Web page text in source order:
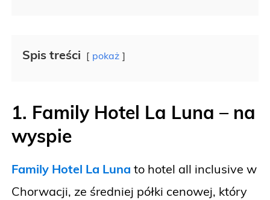
Spis treści pokaż
1. Family Hotel La Luna – na
wyspie
Family Hotel La Luna to hotel all inclusive w
Chorwacji, ze średniej półki cenowej, który